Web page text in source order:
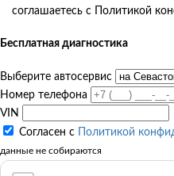
соглашаетесь с Политикой
Бесплатная диагностика
Выберите автосервис
Номер телефона
VIN
Согласен с
Политикой
данные не собираются